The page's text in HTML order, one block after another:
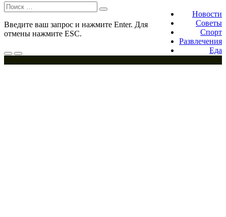
navigation
Новости
Советы
Спорт
Развлечения
Еда
Поиск:
Введите ваш запрос и нажмите Enter. Для
отмены нажмите ESC.
Меню